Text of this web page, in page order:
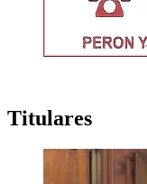
Titulares